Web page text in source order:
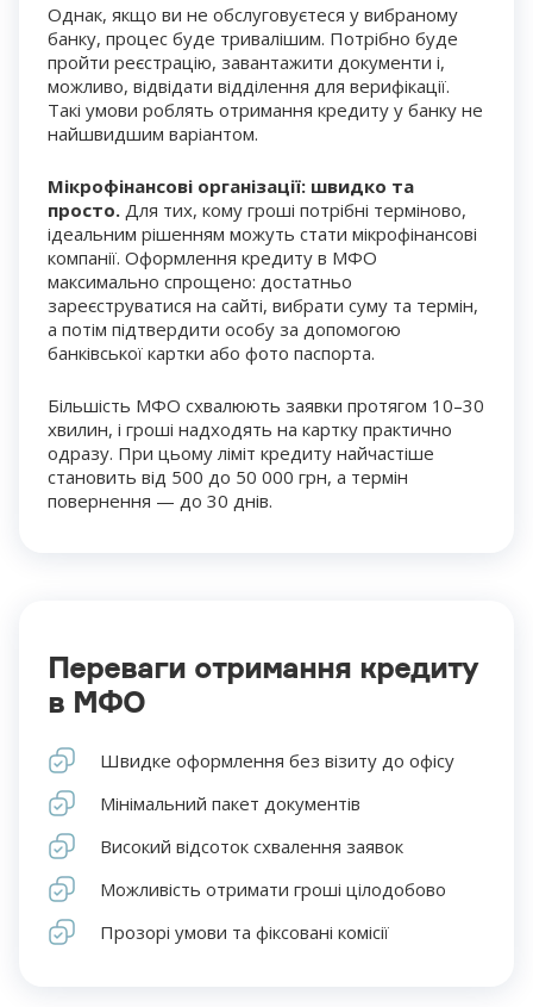
Однак, якщо ви не обслуговуєтеся у вибраному
банку, процес буде тривалішим. Потрібно буде
пройти реєстрацію, завантажити документи і,
можливо, відвідати відділення для верифікації.
Такі умови роблять отримання кредиту у банку не
найшвидшим варіантом.
Мікрофінансові організації: швидко та
просто. Для тих, кому гроші потрібні терміново,
ідеальним рішенням можуть стати мікрофінансові
компанії. Оформлення кредиту в МФО
максимально спрощено: достатньо
зареєструватися на сайті, вибрати суму та термін,
а потім підтвердити особу за допомогою
банківської картки або фото паспорта.
Більшість МФО схвалюють заявки протягом 10–30
хвилин, і гроші надходять на картку практично
одразу. При цьому ліміт кредиту найчастіше
становить від 500 до 50 000 грн, а термін
повернення — до 30 днів.
Переваги отримання кредиту
в МФО
Швидке оформлення без візиту до офісу
Мінімальний пакет документів
Високий відсоток схвалення заявок
Можливість отримати гроші цілодобово
Прозорі умови та фіксовані комісії